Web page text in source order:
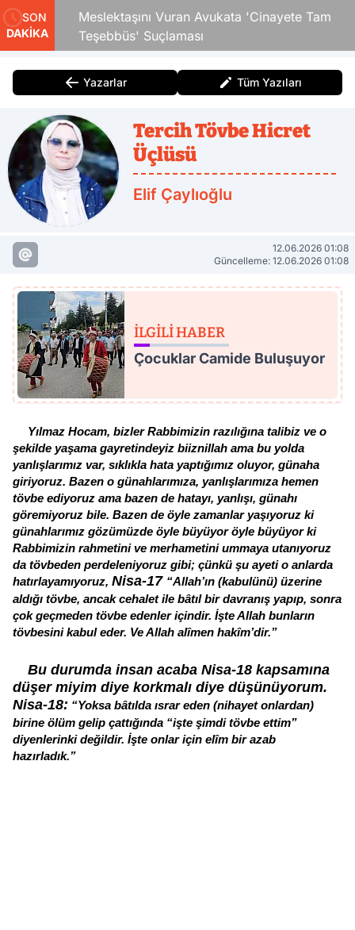
SON
DAKİKA
Meslektaşını Vuran Avukata 'Cinayete Tam
Teşebbüs' Suçlaması
Yazarlar Tüm Yazıları
Tercih Tövbe Hicret
Üçlüsü
Elif Çaylıoğlu
12.06.2026 01:08
Güncelleme: 12.06.2026 01:08
İLGILI HABER
Çocuklar Camide Buluşuyor
Yılmaz Hocam, bizler Rabbimizin razılığına talibiz ve o
şekilde yaşama gayretindeyiz biiznillah ama bu yolda
yanlışlarımız var, sıklıkla hata yaptığımız oluyor, günaha
giriyoruz. Bazen o günahlarımıza, yanlışlarımıza hemen
tövbe ediyoruz ama bazen de hatayı, yanlışı, günahı
göremiyoruz bile. Bazen de öyle zamanlar yaşıyoruz ki
günahlarımız gözümüzde öyle büyüyor öyle büyüyor ki
Rabbimizin rahmetini ve merhametini ummaya utanıyoruz
da tövbeden perdeleniyoruz gibi; çünkü şu ayeti o anlarda
hatırlayamıyoruz, Nisa-17 “Allah’ın (kabulünü) üzerine
aldığı tövbe, ancak cehalet ile bâtıl bir davranış yapıp, sonra
çok geçmeden tövbe edenler içindir. İşte Allah bunların
tövbesini kabul eder. Ve Allah alîmen hakîm’dir.”
Bu durumda insan acaba Nisa-18 kapsamına
düşer miyim diye korkmalı diye düşünüyorum.
Nisa-18: “Yoksa bâtılda ısrar eden (nihayet onlardan)
birine ölüm gelip çattığında “işte şimdi tövbe ettim”
diyenlerinki değildir. İşte onlar için elîm bir azab
hazırladık.”